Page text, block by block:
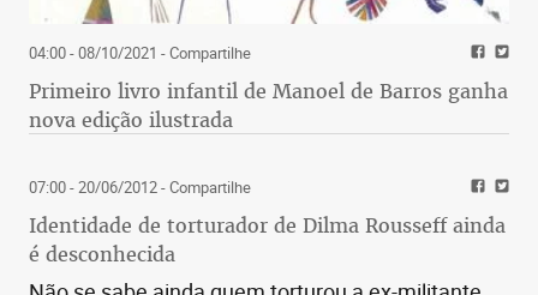
04:00 - 08/10/2021 - Compartilhe
Primeiro livro infantil de Manoel de Barros ganha
nova edição ilustrada
07:00 - 20/06/2012- Compartilhe
Identidade de torturador de Dilma Rousseff ainda
é desconhecida